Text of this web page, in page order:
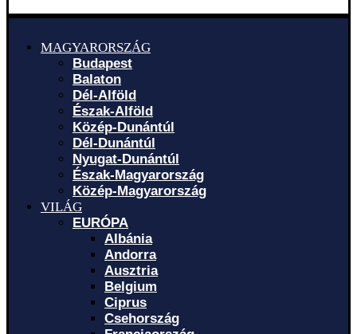
MAGYARORSZÁG
Budapest
Balaton
Dél-Alföld
Észak-Alföld
Közép-Dunántúl
Dél-Dunántúl
Nyugat-Dunántúl
Észak-Magyarország
Közép-Magyarország
VILÁG
EURÓPA
Albánia
Andorra
Ausztria
Belgium
Ciprus
Csehország